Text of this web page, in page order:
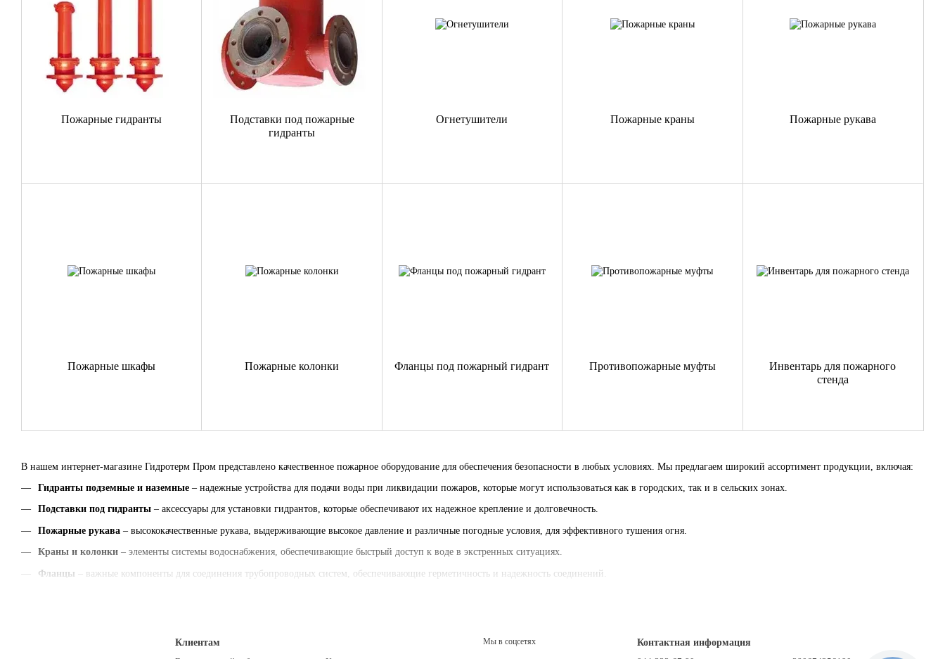
В нашем интернет-магазине Гидротерм Пром представлено качественное пожарное оборудование для обеспечения безопасности в любых условиях. Мы предлагаем широкий ассортимент продукции, включая:
Гидранты подземные и наземные – надежные устройства для подачи воды при ликвидации пожаров, которые могут использоваться как в городских, так и в сельских зонах.
Подставки под гидранты – аксессуары для установки гидрантов, которые обеспечивают их надежное крепление и долговечность.
Пожарные рукава – высококачественные рукава, выдерживающие высокое давление и различные погодные условия, для эффективного тушения огня.
Краны и колонки – элементы системы водоснабжения, обеспечивающие быстрый доступ к воде в экстренных ситуациях.
Фланцы – важные компоненты для соединения трубопроводных систем, обеспечивающие герметичность и надежность соединений.
Пожарные гидранты
Подставки под пожарные
гидранты
Огнетушители Пожарные краны Пожарные рукава
Пожарные шкафы Пожарные колонки Фланцы под пожарный гидрант Противопожарные муфты
Инвентарь для пожарного
стенда
Клиентам
Мы в соцсетях
Контактная информация